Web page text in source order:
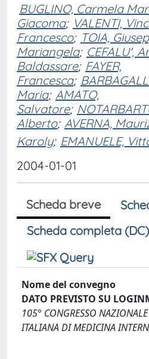
BUGLINO, Carmela
Giacoma; VALENTI,
Francesco; TOIA,
Mariangela; CEFALU',
Baldassare; FAYER,
Francesca;
Maria; AMATO,
Salvatore;
Alberto; AVERNA,
Karoly; EMANUELE,
2004-01-01
Scheda breve
Scheda completa (DC)
Nome del convegno
DATO PREVISTO SU
105° CONGRESSO
ITALIANA DI MEDICINA